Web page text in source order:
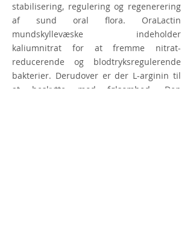
stabilisering, regulering og regenerering
af sund oral flora. OraLactin
mundskyllevæske indeholder
kaliumnitrat for at fremme nitrat-
reducerende og blodtryksregulerende
bakterier. Derudover er der L-arginin til
at beskytte mod følsomhed. Den